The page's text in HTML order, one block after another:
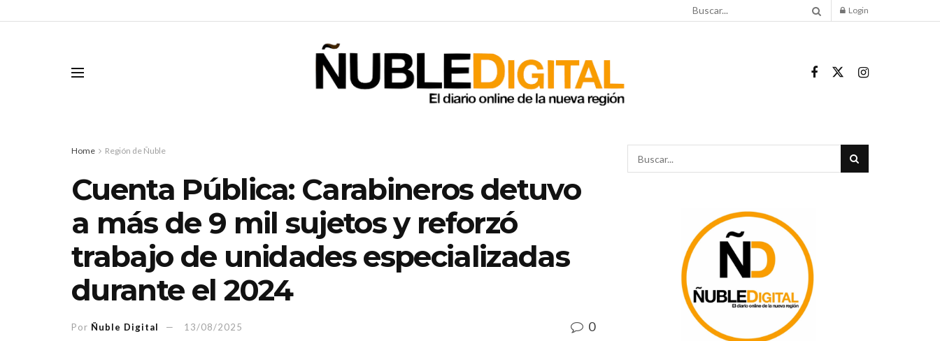
Login
Home Región de Ñuble
Cuenta Pública: Carabineros detuvo
a más de 9 mil sujetos y reforzó
trabajo de unidades especializadas
durante el 2024
Por Ñuble Digital 13/08/2025 0